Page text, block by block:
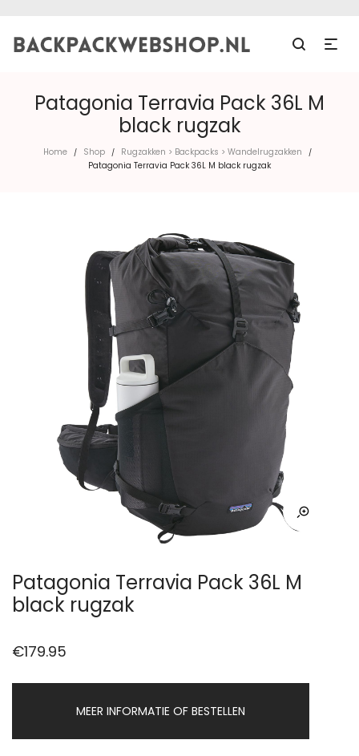
Patagonia Terravia Pack 36L M
black rugzak
Home / Shop / Rugzakken > Backpacks > Wandelrugzakken /
Patagonia Terravia Pack 36L M black rugzak
Patagonia Terravia Pack 36L M
black rugzak
€179.95
MEER INFORMATIE OF BESTELLEN